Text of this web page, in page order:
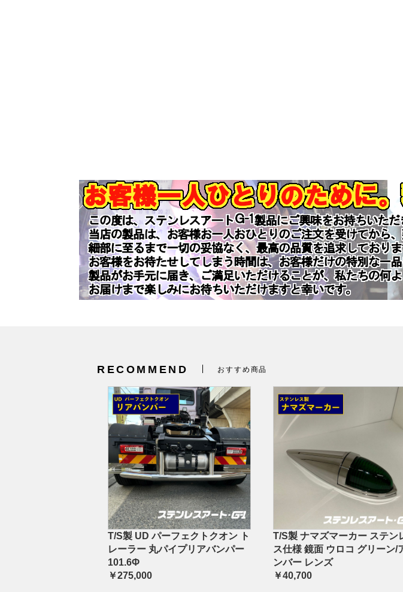
RECOMMEND おすすめ商品
T/S製 UD パーフェクトクオン ト
レーラー 丸パイプリアバンパー
101.6Φ
￥275,000
T/S製 ナマズマーカー ステン
ス仕様 鏡面 ウロコ グリーン/
ンバー レンズ
￥40,700